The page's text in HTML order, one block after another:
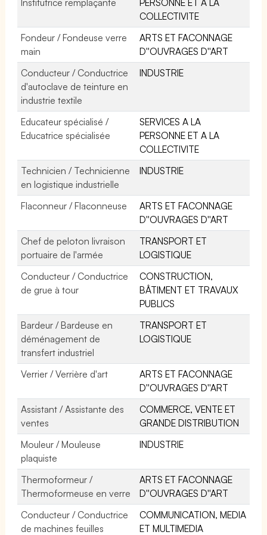
COLLECTIVITE
Fondeur / Fondeuse verre
main
ARTS ET FACONNAGE
D''OUVRAGES D''ART
Conducteur / Conductrice
d'autoclave de teinture en
industrie textile
INDUSTRIE
Educateur spécialisé /
Educatrice spécialisée
SERVICES A LA
PERSONNE ET A LA
COLLECTIVITE
Technicien / Technicienne
en logistique industrielle
INDUSTRIE
Flaconneur / Flaconneuse
ARTS ET FACONNAGE
D''OUVRAGES D''ART
Chef de peloton livraison
portuaire de l'armée
TRANSPORT ET
LOGISTIQUE
Conducteur / Conductrice
de grue à tour
CONSTRUCTION,
BÂTIMENT ET TRAVAUX
PUBLICS
Bardeur / Bardeuse en
déménagement de
transfert industriel
TRANSPORT ET
LOGISTIQUE
Verrier / Verrière d'art
ARTS ET FACONNAGE
D''OUVRAGES D''ART
Assistant / Assistante des
ventes
COMMERCE, VENTE ET
GRANDE DISTRIBUTION
Mouleur / Mouleuse
plaquiste
INDUSTRIE
Thermoformeur /
Thermoformeuse en verre
ARTS ET FACONNAGE
D''OUVRAGES D''ART
Conducteur / Conductrice
de machines feuilles
COMMUNICATION, MEDIA
ET MULTIMEDIA